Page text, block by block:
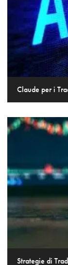
Claude per i
Strategie di